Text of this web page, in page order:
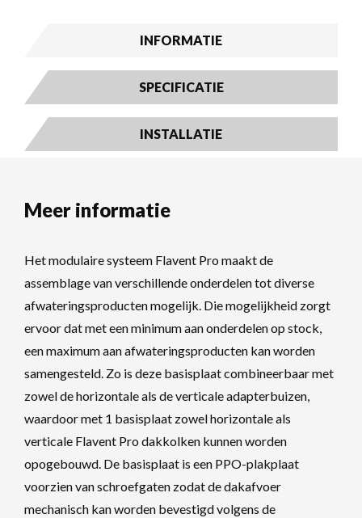
INFORMATIE
SPECIFICATIE
INSTALLATIE
Meer informatie
Het modulaire systeem Flavent Pro maakt de
assemblage van verschillende onderdelen tot diverse
afwateringsproducten mogelijk. Die mogelijkheid zorgt
ervoor dat met een minimum aan onderdelen op stock,
een maximum aan afwateringsproducten kan worden
samengesteld. Zo is deze basisplaat combineerbaar met
zowel de horizontale als de verticale adapterbuizen,
waardoor met 1 basisplaat zowel horizontale als
verticale Flavent Pro dakkolken kunnen worden
opogebouwd. De basisplaat is een PPO-plakplaat
voorzien van schroefgaten zodat de dakafvoer
mechanisch kan worden bevestigd volgens de